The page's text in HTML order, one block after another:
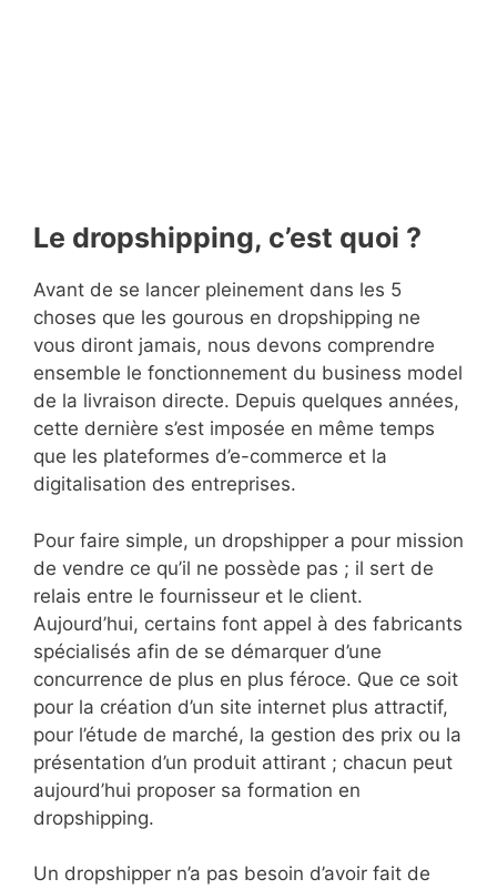
Le dropshipping, c’est quoi ?
Avant de se lancer pleinement dans les 5
choses que les gourous en dropshipping ne
vous diront jamais, nous devons comprendre
ensemble le fonctionnement du business model
de la livraison directe. Depuis quelques années,
cette dernière s’est imposée en même temps
que les plateformes d’e-commerce et la
digitalisation des entreprises.
Pour faire simple, un dropshipper a pour mission
de vendre ce qu’il ne possède pas ; il sert de
relais entre le fournisseur et le client.
Aujourd’hui, certains font appel à des fabricants
spécialisés afin de se démarquer d’une
concurrence de plus en plus féroce. Que ce soit
pour la création d’un site internet plus attractif,
pour l’étude de marché, la gestion des prix ou la
présentation d’un produit attirant ; chacun peut
aujourd’hui proposer sa formation en
dropshipping.
Un dropshipper n’a pas besoin d’avoir fait de